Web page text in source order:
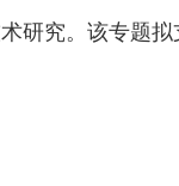
研究。该专题